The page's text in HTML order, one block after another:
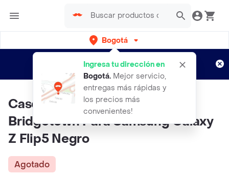
Bogotá
Ingresa tu dirección en
Bogotá. Mejor servicio,
entregas más rápidas y
los precios más
convenientes!
envíos gratis por semanas
Aplican TyC
Case Carcasa Funda Zagg
Bridgetown Para Samsung Galaxy
Z Flip5 Negro
Agotado